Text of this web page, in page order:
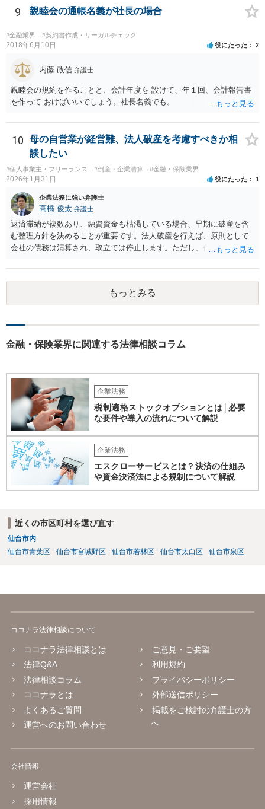
く。）であることその他の内閣府令で定める要件を満たすものは、為
9 親睦会の通帳名義が社長の場合
#金融業界 #契約書作成・リーガルチェック
2018年6月10日 役にたった 2
内藤 政信 弁護士
親睦会の規約を作ることと、会計年度を 設けて、年１回、会計報告書
を作って おけばいいでしょう。社長名義でも。
10
母の自営業が経営難、法人破産を考慮すべきか相
談したい
#個人事業主・フリーランス #倒産・企業清算 #金融・保険業界
2026年1月31日 役にたった 1
企業法務に強い弁護士
髙橋 俊太 弁護士
返済滞納が複数あり、融資資金も枯渇している場合、早期に破産を含
む整理方針を決めることが重要です。法人破産を行えば、原則として
会社の債務は清算され、取立ては停止します。ただし、代表者が連帯
ことが多いです。放置すると責任が拡大しやすいため、北海道の法律
事務所で法人破産の実績があるところを探して速やかに相談をして、
資金繰り・雇用・保証の有無を整理した上で進めるのが安全です。イ
ンターネットやココナラだけでなく、北海道の弁護士会などを頼りに
もっとみる
金融・保険業界に関連する法律相談コラム
企業法務
税制適格ストックオプションとは│必要
な要件や導入の流れについて解説
企業法務
エスクローサービスとは？決済の仕組み
や資金決済法による規制について解説
近くの市区町村を選び直す
仙台市内
仙台市青葉区
仙台市宮城野区 仙台市若林区 仙台市太白区 仙台市泉区
ココナラ法律相談について
ココナラ法律相談とは
法律Q&A
法律相談コラム
ココナラとは
よくあるご質問
運営へのお問い合わせ
ご意見・ご要望
利用規約
プライバシーポリシー
外部送信ポリシー
掲載をご検討の弁護士の方
へ
会社情報
運営会社
採用情報